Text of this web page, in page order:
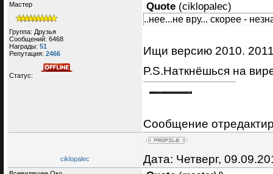
Мастер
Группа: Друзья
Сообщений: 6468
Награды: 51
Репутация: 2466
Статус:
Quote (ciklopalec)
..нее...не вру... скорее -
Ищи версию 2010.
P.S.Наткнёшься на
Сообщение
ciklopalec Дата: Четверг,